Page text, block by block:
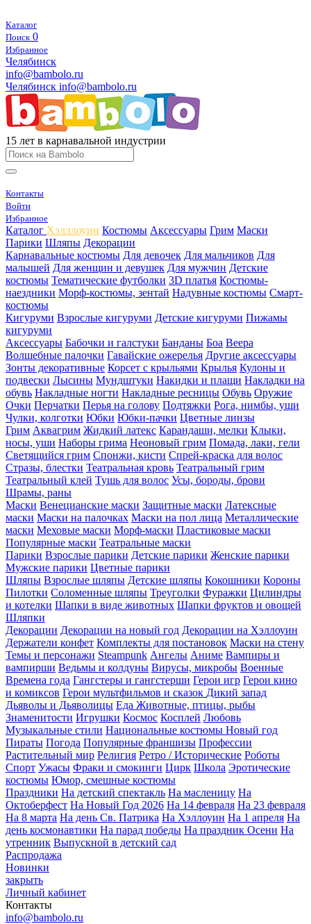
Каталог
Поиск 0
Избранное
Челябинск
info@bambolo.ru
Челябинск info@bambolo.ru
15 лет в карнавальной индустрии
Контакты
Войти
Избранное
Каталог Хэлллоуин Костюмы Аксессуары Грим Маски
Парики Шляпы Декорации
Карнавальные костюмы Для девочек Для мальчиков Для
малышей Для женщин и девушек Для мужчин Детские
костюмы Тематические футболки 3D платья Костюмы-
наездники Морф-костюмы, зентай Надувные костюмы Смарт-
костюмы
Кигуруми Взрослые кигуруми Детские кигуруми Пижамы
кигуруми
Аксессуары Бабочки и галстуки Банданы Боа Веера
Волшебные палочки Гавайские ожерелья Другие аксессуары
Зонты декоративные Корсет с крыльями Крылья Кулоны и
подвески Лысины Мундштуки Накидки и плащи Накладки на
обувь Накладные ногти Накладные ресницы Обувь Оружие
Очки Перчатки Перья на голову Подтяжки Рога, нимбы, уши
Чулки, колготки Юбки Юбки-пачки Цветные линзы
Грим Аквагрим Жидкий латекс Карандаши, мелки Клыки,
носы, уши Наборы грима Неоновый грим Помада, лаки, гели
Светящийся грим Спонжи, кисти Спрей-краска для волос
Стразы, блестки Театральная кровь Театральный грим
Театральный клей Тушь для волос Усы, бороды, брови
Шрамы, раны
Маски Венецианские маски Защитные маски Латексные
маски Маски на палочках Маски на пол лица Металлические
маски Меховые маски Морф-маски Пластиковые маски
Популярные маски Театральные маски
Парики Взрослые парики Детские парики Женские парики
Мужские парики Цветные парики
Шляпы Взрослые шляпы Детские шляпы Кокошники Короны
Пилотки Соломенные шляпы Треуголки Фуражки Цилиндры
и котелки Шапки в виде животных Шапки фруктов и овощей
Шляпки
Декорации Декорации на новый год Декорации на Хэллоуин
Держатели конфет Комплекты для постановок Маски на стену
Темы и персонажи Steampunk Ангелы Аниме Вампиры и
вампирши Ведьмы и колдуны Вирусы, микробы Военные
Времена года Гангстеры и гангстерши Герои игр Герои кино
и комиксов Герои мультфильмов и сказок Дикий запад
Дьяволы и Дьяволицы Еда Животные, птицы, рыбы
Знаменитости Игрушки Космос Косплей Любовь
Музыкальные стили Национальные костюмы Новый год
Пираты Погода Популярные франшизы Профессии
Растительный мир Религия Ретро / Исторические Роботы
Спорт Ужасы Фраки и смокинги Цирк Школа Эротические
костюмы Юмор, смешные костюмы
Праздники На детский спектакль На масленицу На
Октоберфест На Новый Год 2026 На 14 февраля На 23 февраля
На 8 марта На день Св. Патрика На Хэллоуин На 1 апреля На
день космонавтики На парад победы На праздник Осени На
утренник Выпускной в детский сад
Распродажа
Новинки
закрыть
Личный кабинет
Контакты
info@bambolo.ru